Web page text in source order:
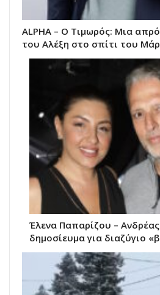
ALPHA – Ο Τιμωρός: Μια
του Αλέξη στο σπίτι του
Έλενα Παπαρίζου –
δημοσίευμα για διαζύγιο